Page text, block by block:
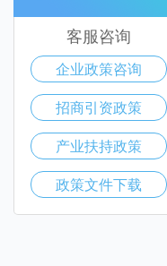
客服咨询
企业政策咨询
招商引资政策
产业扶持政策
政策文件下载